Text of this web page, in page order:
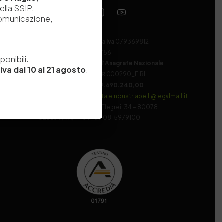
Codice fiscale e Partita Iva 07936981211
Codice di iscrizione all’Anagrafe Nazionale
delle Ricerche del MIUR
000290_EIRI
9.690.240,00
stazionesperimentaleindustriapelli@legalmail.it
Via Campi Flegrei, 34 – 80078
Pozzuoli (NA) – Tel. +39 081 5979100
SSIP,
dal 10 al 21 agosto.